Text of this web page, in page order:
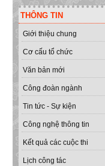
THÔNG TIN
Giới thiệu chung
Cơ cấu tổ chức
Văn bản mới
Công đoàn ngành
Tin tức - Sự kiện
Công nghệ thông tin
Kết quả các cuộc thi
Lịch công tác